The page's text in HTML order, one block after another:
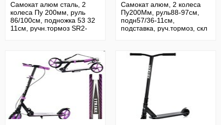
Самокат алюм сталь, 2
колеса Пу 200мм, руль
86/100см, подножка 53 32
11см, ручн.тормоз SR2-
Самокат алюм, 2 колеса
Пу200Мм, руль88-97см,
подн57/36-11см,
подставка, руч.тормоз, скл